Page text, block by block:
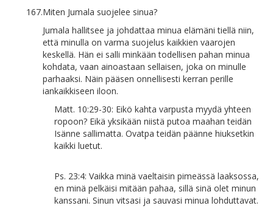
167.Miten Jumala suojelee sinua?
Jumala hallitsee ja johdattaa minua elämäni tiellä niin,
että minulla on varma suojelus kaikkien vaarojen
keskellä. Hän ei salli minkään todellisen pahan minua
kohdata, vaan ainoastaan sellaisen, joka on minulle
parhaaksi. Näin pääsen onnellisesti kerran perille
iankaikkiseen iloon.
Matt. 10:29-30: Eikö kahta varpusta myydä yhteen
ropoon? Eikä yksikään niistä putoa maahan teidän
Isänne sallimatta. Ovatpa teidän päänne hiuksetkin
kaikki luetut.
Ps. 23:4: Vaikka minä vaeltaisin pimeässä laaksossa,
en minä pelkäisi mitään pahaa, sillä sinä olet minun
kanssani. Sinun vitsasi ja sauvasi minua lohduttavat.